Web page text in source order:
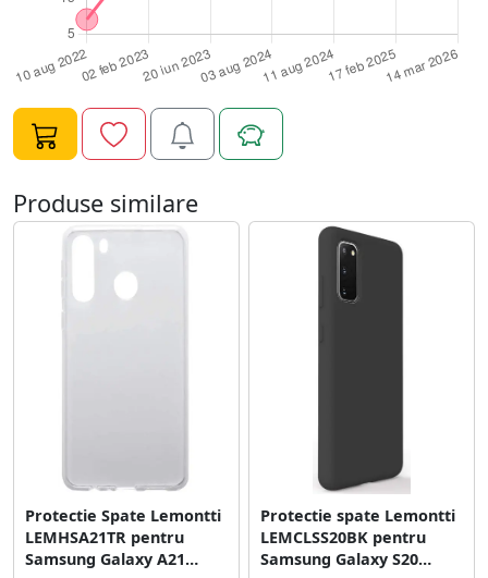
Produse similare
Protectie Spate Lemontti
LEMHSA21TR pentru
Samsung Galaxy A21
Protectie spate Lemontti
LEMCLSS20BK pentru
Samsung Galaxy S20